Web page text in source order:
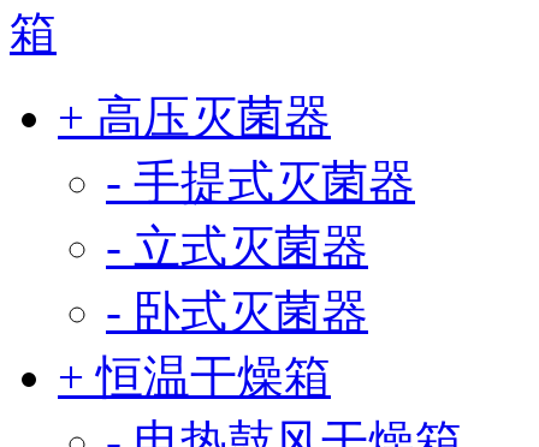
箱
+ 高压灭菌器
- 手提式灭菌器
- 立式灭菌器
- 卧式灭菌器
+ 恒温干燥箱